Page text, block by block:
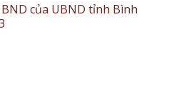
của UBND tỉnh Bình